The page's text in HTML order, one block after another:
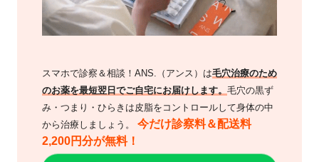
スマホで診察＆相談！ANS.（アンス）は毛穴治療のため
のお薬を最短翌日でご自宅にお届けします。 毛穴の黒ず
み・つまり・ひらきは皮脂をコントロールして身体の中
から治療しましょう。
今だけ診察料＆配送料
2,200円分が無料！